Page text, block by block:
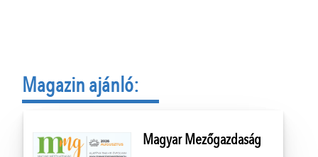
Magazin ajánló:
Magyar Mezőgazdaság